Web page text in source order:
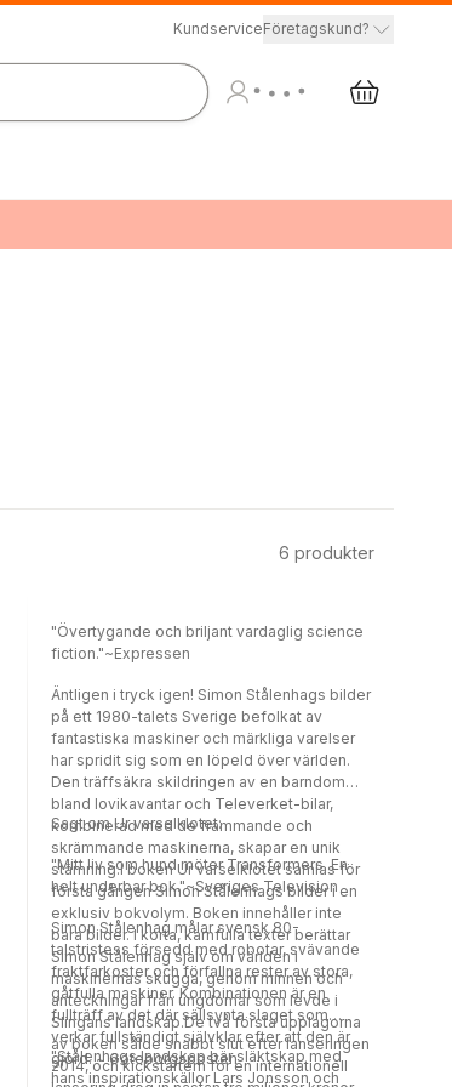
KundserviceFöretagskund?
6 produkter
"Övertygande och briljant vardaglig science
fiction."~Expressen
Äntligen i tryck igen! Simon Stålenhags bilder
på ett 1980-talets Sverige befolkat av
fantastiska maskiner och märkliga varelser
har spridit sig som en löpeld över världen.
Den träffsäkra skildringen av en barndom
bland lovikavantar och Televerket-bilar,
kombinerad med de främmande och
skrämmande maskinerna, skapar en unik
stämning.I boken Ur varselklotet samlas för
första gången Simon Stålenhags bilder i en
exklusiv bokvolym. Boken innehåller inte
bara bilder. I korta, kärnfulla texter berättar
Simon Stålenhag själv om världen i
maskinernas skugga, genom minnen och
anteckningar från ungdomar som levde i
Slingans landskap.De två första upplagorna
av boken sålde snabbt slut efter lanseringen
2014, och kickstartern för en internationell
Sagt om Ur varselklotet:
"Mitt liv som hund möter Transformers. En
helt underbar bok."~Sveriges Television
Simon Stålenhag målar svensk 80-
talstristess försedd med robotar, svävande
fraktfarkoster och förfallna rester av stora,
gåtfulla maskiner. Kombinationen är en
fullträff av det där sällsynta slaget som
verkar fullständigt självklar efter att den är
gjord. ~ Göteborgsposten
"Stålenhags landskap bär släktskap med
hans inspirationskällor Lars Jonsson och